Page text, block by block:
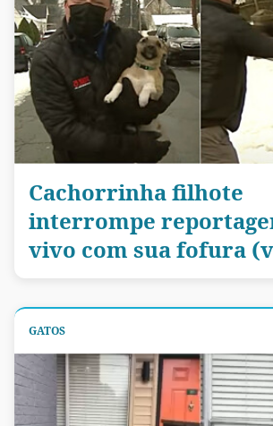
Cachorrinha filhote
interrompe
vivo com sua fofura
GATOS